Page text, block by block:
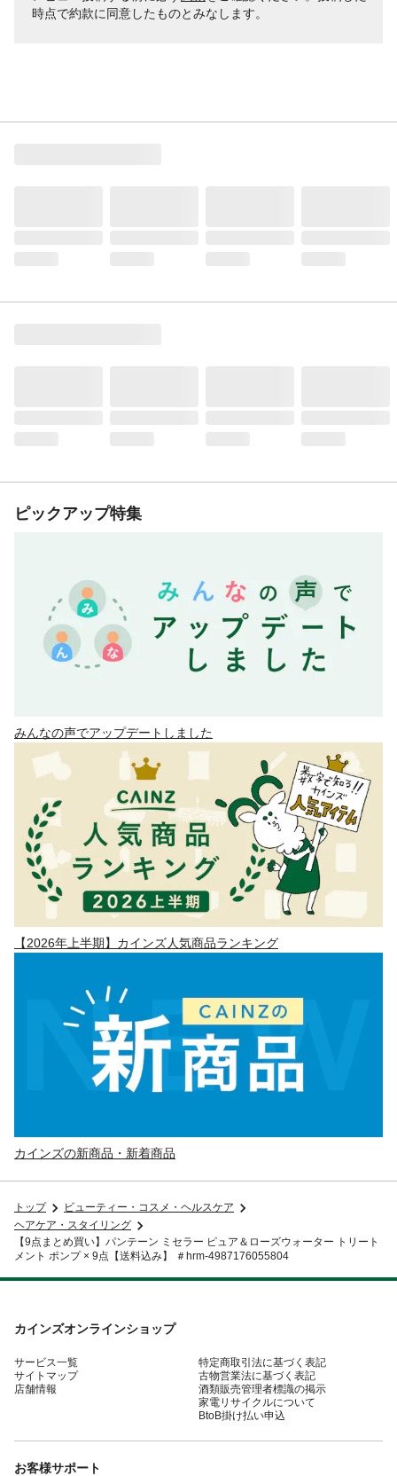
時点で約款に同意したものとみなします。
ピックアップ特集
みんなの声でアップデートしました
【2026年上半期】カインズ人気商品ランキング
カインズの新商品・新着商品
トップ
ビューティー・コスメ・ヘルスケア
ヘアケア・スタイリング
【9点まとめ買い】パンテーン ミセラー ピュア＆ローズウォーター トリート
メント ポンプ × 9点【送料込み】 ＃hrm-4987176055804
カインズオンラインショップ
サービス一覧
サイトマップ
店舗情報
特定商取引法に基づく表記
古物営業法に基づく表記
酒類販売管理者標識の掲示
家電リサイクルについて
BtoB掛け払い申込
お客様サポート